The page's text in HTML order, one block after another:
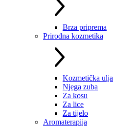
Brza priprema
Prirodna kozmetika
Kozmetička ulja
Njega zuba
Za kosu
Za lice
Za tijelo
Aromaterapija